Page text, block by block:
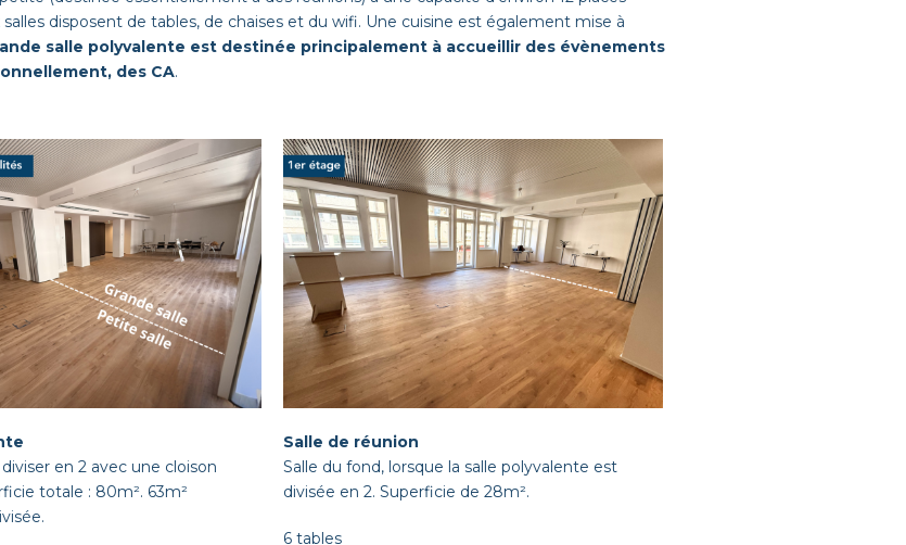
salles disposent de tables, de chaises et du wifi. Une cuisine est également mise à
salle polyvalente est destinée principalement à accueillir des évènements
des CA.
en 2 avec une cloison
totale : 80m². 63m²
Salle de réunion
Salle du fond, lorsque la salle polyvalente est
divisée en 2. Superficie de 28m².
6 tables